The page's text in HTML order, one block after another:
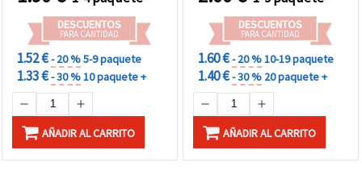
DESCUENTOS
PARA CANTIDAD
1.52 €- 20 %5-9 paquete
1.33 €- 30 %10 paquete +
AÑADIR AL CARRITO
DESCUENTOS
PARA CANTIDAD
1.60 €- 20 %10-19 paquete
1.40 €- 30 % 20 paquete +
AÑADIR AL CARRITO